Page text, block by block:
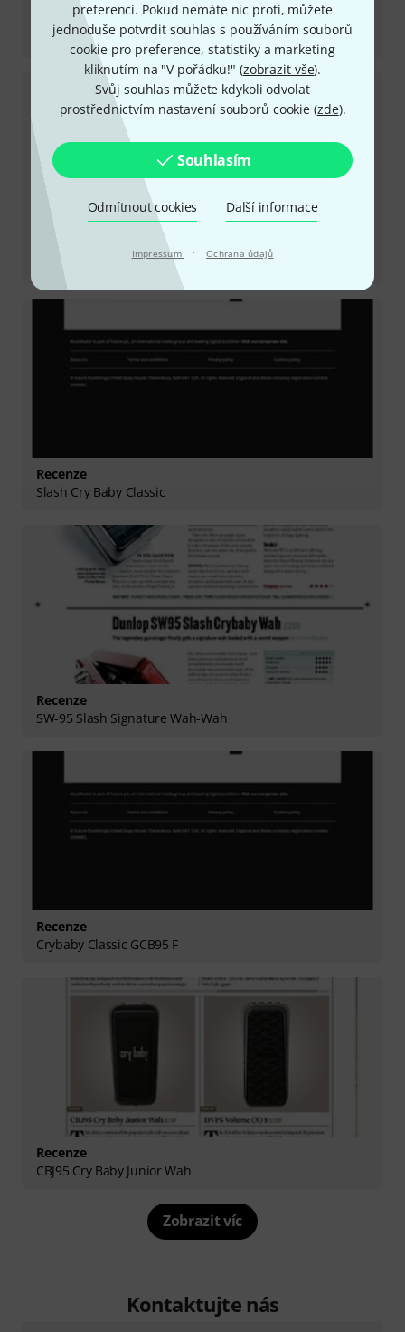
preferencí. Pokud nemáte nic proti, můžete
jednoduše potvrdit souhlas s používáním souborů
cookie pro preference, statistiky a marketing
kliknutím na "V pořádku!" (zobrazit vše).
Svůj souhlas můžete kdykoli odvolat
prostřednictvím nastavení souborů cookie (zde).
Souhlasím
Odmítnout cookies Další informace
Impressum · Ochrana údajů
Recenze
DVP5 Volume (X) 8 Pedal
CBM95 CryBaby Mini Wah
Recenze
Slash Cry Baby Classic
Recenze
SW-95 Slash Signature Wah-Wah
Recenze
Crybaby Classic GCB95 F
Recenze
CBJ95 Cry Baby Junior Wah
Zobrazit víc
Kontaktujte nás